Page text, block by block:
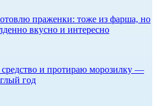
праженки: тоже из фарша, но
вкусно и интересно
средство и протираю морозилку —
год